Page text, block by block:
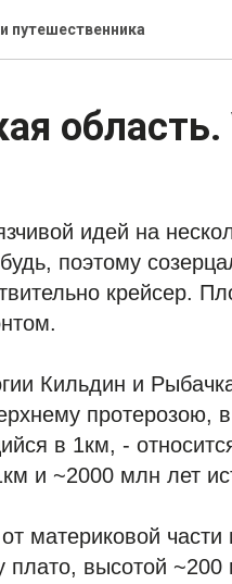
путешественника
область.
идей на
поэтому
крейсер.
Кильдин и
протерозою,
в 1км, -
и ~2000 млн лет
материковой части
высотой ~200